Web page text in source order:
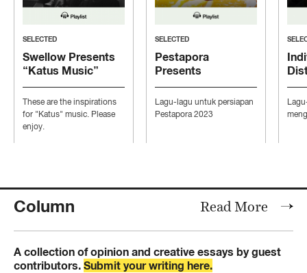
SELECTED
Swellow Presents
“Katus Music”
These are the inspirations
for "Katus" music. Please
enjoy.
SELECTED
Pestapora
Presents
“Persiapan Pesta”
Lagu-lagu untuk persiapan
Pestapora 2023
Column Read More
A collection of opinion and creative essays by guest
contributors. Submit your writing here.